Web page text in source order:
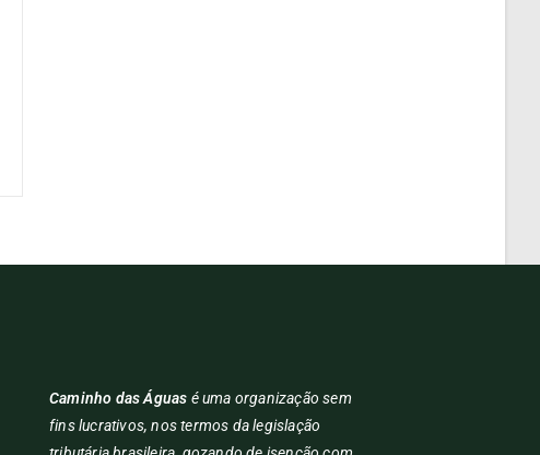
Caminho das Águas é uma organização sem
fins lucrativos, nos termos da legislação